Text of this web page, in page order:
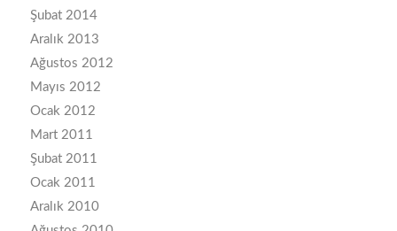
Şubat 2014
Aralık 2013
Ağustos 2012
Mayıs 2012
Ocak 2012
Mart 2011
Şubat 2011
Ocak 2011
Aralık 2010